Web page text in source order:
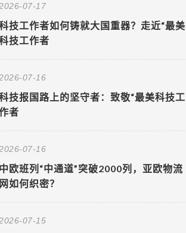
07-17
技工作者如何铸就大国重器？走近“最美
技工作者
07-16
技报国路上的坚守者：致敬“最美科技工
者
07-16
欧班列“中通道”突破2000列，亚欧物流
如何织密？
07-15